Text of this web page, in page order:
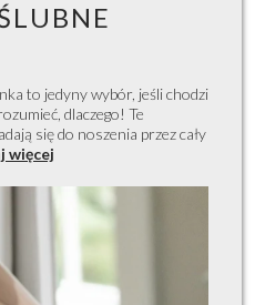
to jedyny wybór, jeśli chodzi
dlaczego! Te
się do noszenia przez cały
więcej